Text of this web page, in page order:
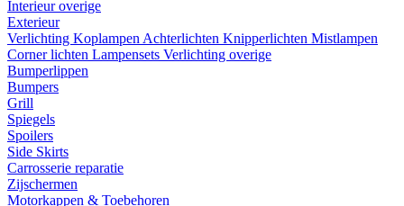
Interieur overige
Exterieur
Verlichting Koplampen Achterlichten Knipperlichten Mistlampen
Corner lichten Lampensets Verlichting overige
Bumperlippen
Bumpers
Grill
Spiegels
Spoilers
Side Skirts
Carrosserie reparatie
Zijschermen
Motorkappen & Toebehoren